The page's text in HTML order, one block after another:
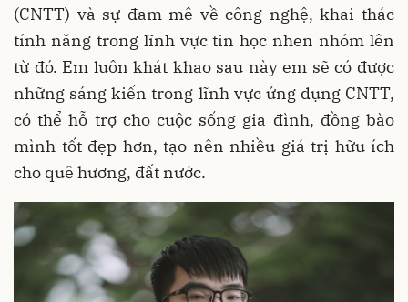
(CNTT) và sự đam mê về công nghệ, khai thác
tính năng trong lĩnh vực tin học nhen nhóm lên
từ đó. Em luôn khát khao sau này em sẽ có được
những sáng kiến trong lĩnh vực ứng dụng CNTT,
có thể hỗ trợ cho cuộc sống gia đình, đồng bào
mình tốt đẹp hơn, tạo nên nhiều giá trị hữu ích
cho quê hương, đất nước.